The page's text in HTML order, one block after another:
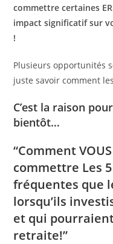
commettre certaines
impact significatif sur
!
Plusieurs opportunités
juste savoir comment
C’est la raison
bientôt…
“Comment
commettre Les 5
fréquentes que
lorsqu’ils
et qui
retraite!”